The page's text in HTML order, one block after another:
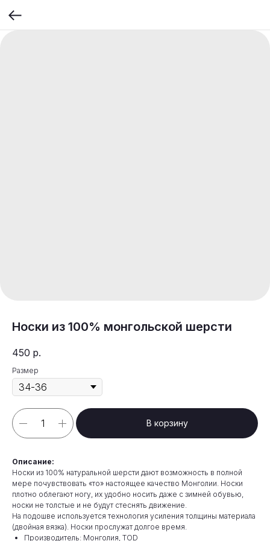
Носки из 100% монгольской шерсти
450 р.
Размер
В корзину
Описание:
Носки из 100% натуральной шерсти дают возможность в полной
мере почувствовать «то» настоящее качество Монголии. Носки
плотно облегают ногу, их удобно носить даже с зимней обувью,
носки не толстые и не будут стеснять движение.
На подошве используется технология усиления толщины материала
(двойная вязка). Носки прослужат долгое время.
Производитель: Монголия, TOD